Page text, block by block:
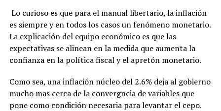
Lo curioso es que para el manual libertario, la inflación
es siempre y en todos los casos un fenómeno monetario.
La explicación del equipo económico es que las
expectativas se alinean en la medida que aumenta la
confianza en la política fiscal y el apretón monetario.
Como sea, una inflación núcleo del 2.6% deja al gobierno
mucho mas cerca de la convergncia de variables que
pone como condición necesaria para levantar el cepo.